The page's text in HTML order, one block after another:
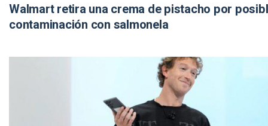
Walmart retira una crema de pistacho por
contaminación con salmonela